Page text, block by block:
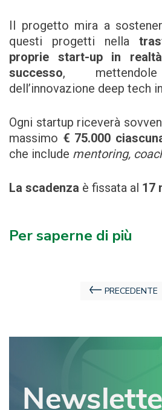
Il progetto mira a
questi progetti nella
proprie start-up in
successo,
dell’innovazione deep tech
Ogni startup riceverà
massimo € 75.000
che include mentoring,
La scadenza è fissata al 17
Per saperne di più
Navigazione
PRECEDENTE